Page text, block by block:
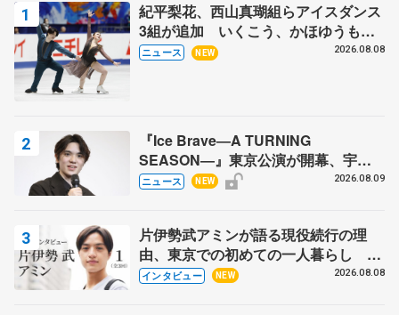
紀平梨花、西山真瑚組らアイスダンス
3組が追加 いくこう、かほゆうも、
木下グループ杯
ニュース NEW 2026.08.08
『Ice Brave―A TURNING
SEASON―』東京公演が開幕、宇野
昌磨の『Ice Brave』にかける思いを
ニュース NEW 2026.08.09
片伊勢武アミンが語る現役続行の理
由、東京での初めての一人暮らし 注
目スケーターの「今」に迫る
インタビュー NEW 2026.08.08